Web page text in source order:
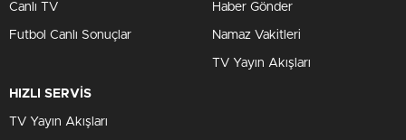
Canlı TV
Futbol Canlı Sonuçlar
Haber Gönder
Namaz Vakitleri
TV Yayın Akışları
HIZLI SERVİS
TV Yayın Akışları